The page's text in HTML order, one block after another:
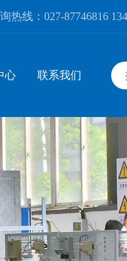
构 湖北省应急
热线：027-87746816
心 联系我们